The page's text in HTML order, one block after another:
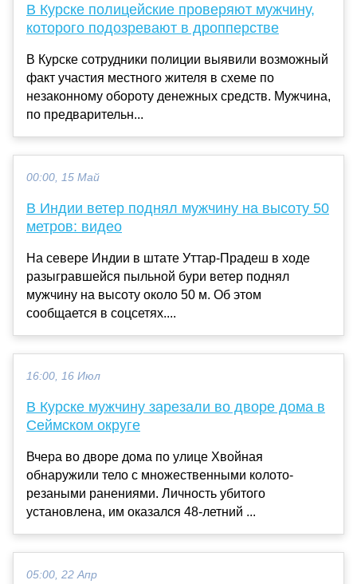
В Курске полицейские проверяют мужчину,
которого подозревают в дропперстве
В Курске сотрудники полиции выявили возможный
факт участия местного жителя в схеме по
незаконному обороту денежных средств. Мужчина,
по предварительн...
00:00, 15 Май
В Индии ветер поднял мужчину на высоту 50
метров: видео
На севере Индии в штате Уттар-Прадеш в ходе
разыгравшейся пыльной бури ветер поднял
мужчину на высоту около 50 м. Об этом
сообщается в соцсетях....
16:00, 16 Июл
В Курске мужчину зарезали во дворе дома в
Сеймском округе
Вчера во дворе дома по улице Хвойная
обнаружили тело с множественными колото-
резаными ранениями. Личность убитого
установлена, им оказался 48-летний ...
05:00, 22 Апр